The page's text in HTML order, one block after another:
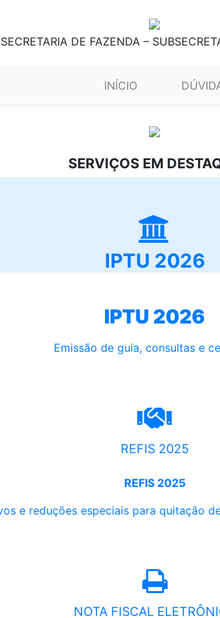
SECRETARIA DE FAZENDA –
INÍCIO (CURRENT)
SERVIÇOS EM
IPTU 2026
IPTU 2026
Emissão de guia, consultas e
REFIS 2025
REFIS 2025
e reduções especiais para quitação
NOTA FISCAL